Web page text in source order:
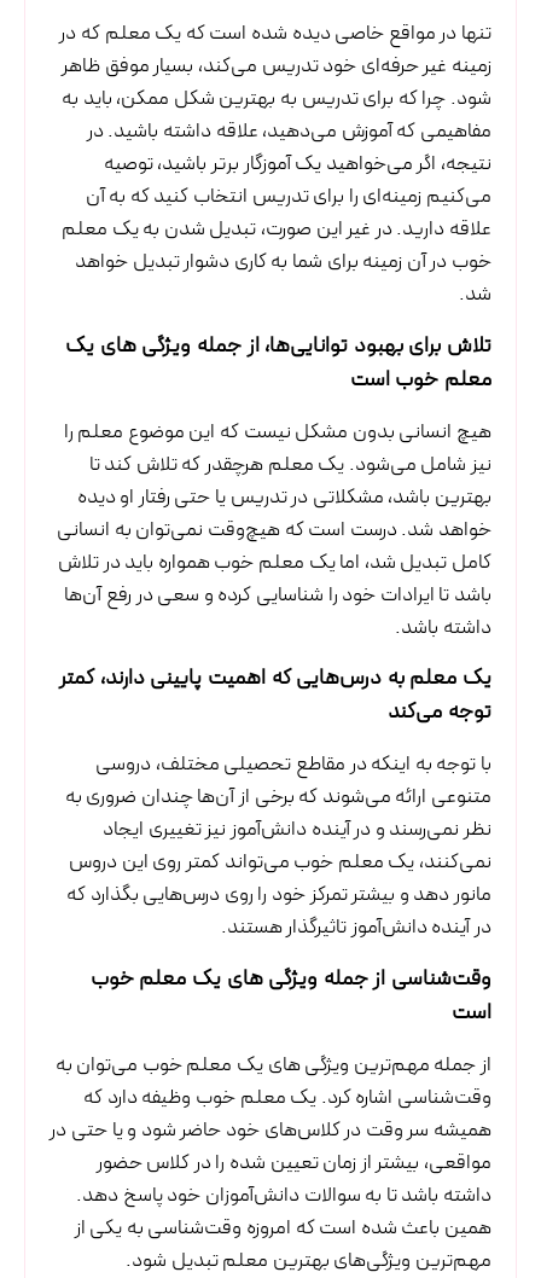
تنها در مواقع خاصی دیده شده است که یک معلم که در
زمینه غیر حرفه‌ای خود تدریس می‌کند، بسیار موفق ظاهر
شود. چرا که برای تدریس به بهترین شکل ممکن، باید به
مفاهیمی که آموزش می‌دهید، علاقه داشته باشید. در
نتیجه، اگر می‌خواهید یک آموزگار برتر باشید، توصیه
می‌کنیم زمینه‌ای را برای تدریس انتخاب کنید که به آن
علاقه دارید. در غیر این صورت، تبدیل شدن به یک معلم
خوب در آن زمینه برای شما به کاری دشوار تبدیل خواهد
شد.
تلاش برای بهبود توانایی‌ها، از جمله ویژگی های یک
معلم خوب است
هیچ انسانی بدون مشکل نیست که این موضوع معلم را
نیز شامل می‌شود. یک معلم هرچقدر که تلاش کند تا
بهترین باشد، مشکلاتی در تدریس یا حتی رفتار او دیده
خواهد شد. درست است که هیچ‌وقت نمی‌توان به انسانی
کامل تبدیل شد، اما یک معلم خوب همواره باید در تلاش
باشد تا ایرادات خود را شناسایی کرده و سعی در رفع آن‌ها
داشته باشد.
یک معلم به درس‌هایی که اهمیت پایینی دارند، کمتر
توجه می‌کند
با توجه به اینکه در مقاطع تحصیلی مختلف، دروسی
متنوعی ارائه می‌شوند که برخی از آن‌ها چندان ضروری به
نظر نمی‌رسند و در آینده دانش‌آموز نیز تغییری ایجاد
نمی‌کنند، یک معلم خوب می‌تواند کمتر روی این دروس
مانور دهد و بیشتر تمرکز خود را روی درس‌هایی بگذارد که
در آینده دانش‌آموز تاثیرگذار هستند.
وقت‌شناسی از جمله ویژگی های یک معلم خوب
است
از جمله مهم‌ترین ویژگی های یک معلم خوب می‌توان به
وقت‌شناسی اشاره کرد. یک معلم خوب وظیفه دارد که
همیشه سر وقت در کلاس‌های خود حاضر شود و یا حتی در
مواقعی، بیشتر از زمان تعیین شده را در کلاس حضور
داشته باشد تا به سوالات دانش‌آموزان خود پاسخ دهد.
همین باعث شده است که امروزه وقت‌شناسی به یکی از
مهم‌ترین ویژگی‌های بهترین معلم تبدیل شود.